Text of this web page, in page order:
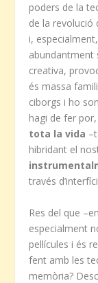
poders de la
de la revolució
i,
abundantment
creativa,
és massa
ciborgs i ho
hagi de fer
tota la vida
hibridant el
través
Res del que
especialment
pel·lícules i és
fent amb les
memòria?